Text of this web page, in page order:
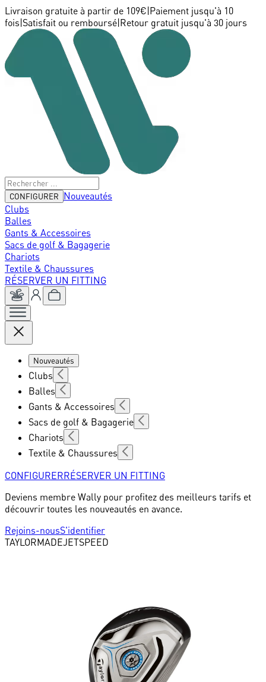
Livraison gratuite à partir de 109€ Paiement jusqu'à 10
fois Satisfait ou remboursé Retour gratuit jusqu'à 30 jours
CONFIGURER
Nouveautés
Clubs
Balles
Gants & Accessoires
Sacs de golf & Bagagerie
Chariots
Textile & Chaussures
RÉSERVER UN FITTING
Nouveautés
Clubs
Balles
Gants & Accessoires
Sacs de golf & Bagagerie
Chariots
Textile & Chaussures
CONFIGURERRÉSERVER UN FITTING
Deviens membre Wally pour profitez des meilleurs tarifs et
découvrir toutes les nouveautés en avance.
Rejoins-nousS'identifier
TAYLORMADEJETSPEED